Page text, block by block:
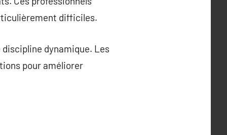
difficiles.
dynamique. Les
pour améliorer